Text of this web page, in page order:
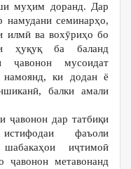
муҳим доранд. Дар
намудани семинарҳо,
илмӣ ва вохӯриҳо бо
ҳуқуқ ба баланд
ҷавонон мусоидат
ки додан ё
балки амали
ҷавонон дар татбиқи
фаъоли
иҷтимоӣ
ҷавонон метавонанд